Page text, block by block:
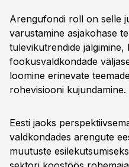
Arengufondi roll on selle
varustamine asjakohase
tulevikutrendide jälgimine,
fookusvaldkondade
loomine erinevate
rohevisiooni kujundamine.
Eesti jaoks
valdkondades arengute
muutuste